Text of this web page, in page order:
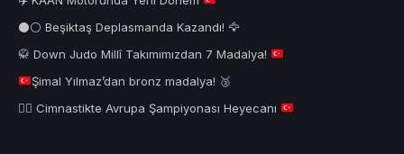
⚫⚪ Beşiktaş Deplasmanda Kazandı! 🦅
🥋 Down Judo Millî Takımımızdan 7 Madalya!
Şimal Yılmaz’dan bronz madalya! 🥉
🤸‍♂️ Cimnastikte Avrupa Şampiyonası Heyecanı